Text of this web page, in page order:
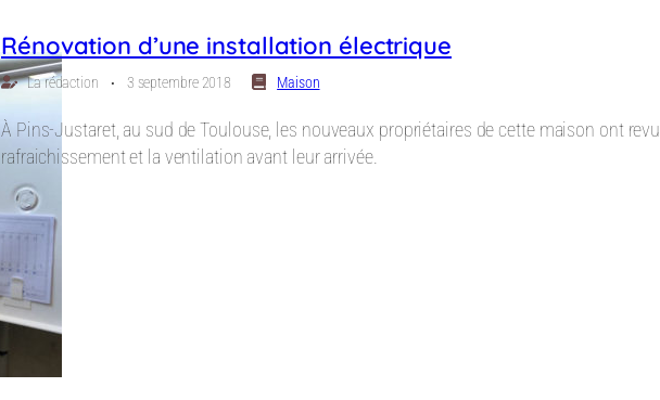
Rénovation d’une installation électrique
La rédaction ⋅ 3 septembre 2018 Maison
À Pins-Justaret, au sud de Toulouse, les nouveaux propriétaires de cette maison ont
rafraichissement et la ventilation avant leur arrivée.